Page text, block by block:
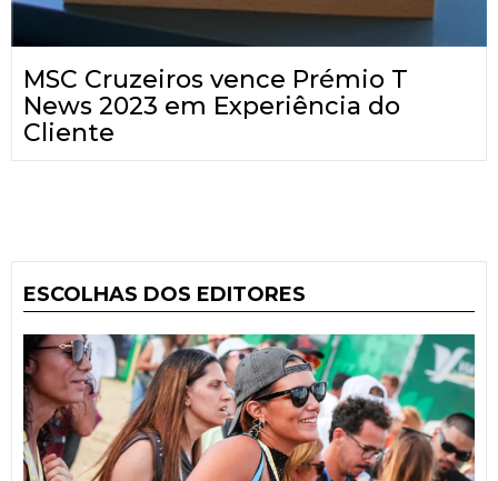
MSC Cruzeiros vence Prémio T
News 2023 em Experiência do
Cliente
ESCOLHAS DOS EDITORES